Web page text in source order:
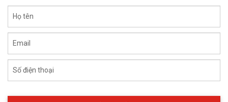
Cách vệ sinh và bảo quản kính chống
Họ tên
Email
Số điện thoại